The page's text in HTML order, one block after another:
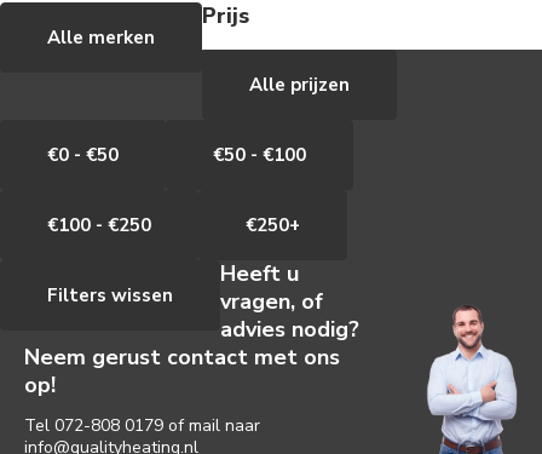
Alle merken
Prijs
Alle prijzen
€0 - €50 €50 - €100
€100 - €250 €250+
Filters wissen
Heeft u
vragen, of
advies nodig?
Neem gerust contact met ons
op!
Tel 072-808 0179 of mail naar
info@qualityheating.nl